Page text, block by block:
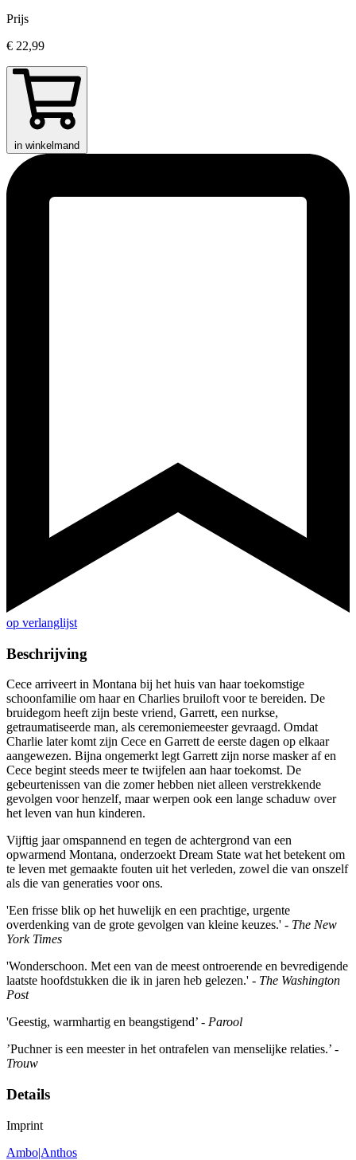
Prijs
€ 22,99
in winkelmand
op verlanglijst
Beschrijving
Cece arriveert in Montana bij het huis van haar toekomstige
schoonfamilie om haar en Charlies bruiloft voor te bereiden. De
bruidegom heeft zijn beste vriend, Garrett, een nurkse,
getraumatiseerde man, als ceremoniemeester gevraagd. Omdat
Charlie later komt zijn Cece en Garrett de eerste dagen op elkaar
aangewezen. Bijna ongemerkt legt Garrett zijn norse masker af en
Cece begint steeds meer te twijfelen aan haar toekomst. De
gebeurtenissen van die zomer hebben niet alleen verstrekkende
gevolgen voor henzelf, maar werpen ook een lange schaduw over
het leven van hun kinderen.
Vijftig jaar omspannend en tegen de achtergrond van een
opwarmend Montana, onderzoekt Dream State wat het betekent om
te leven met gemaakte fouten uit het verleden, zowel die van onszelf
als die van generaties voor ons.
'Een frisse blik op het huwelijk en een prachtige, urgente
overdenking van de grote gevolgen van kleine keuzes.' - The New
York Times
'Wonderschoon. Met een van de meest ontroerende en bevredigende
laatste hoofdstukken die ik in jaren heb gelezen.' - The Washington
Post
'Geestig, warmhartig en beangstigend’ - Parool
’Puchner is een meester in het ontrafelen van menselijke relaties.’ -
Trouw
Details
Imprint
Ambo|Anthos